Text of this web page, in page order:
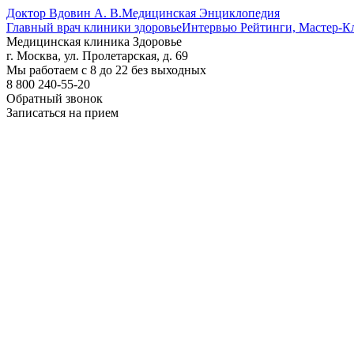
Доктор Вдовин А. В.Медицинская Энциклопедия
Главный врач клиники здоровьеИнтервью Рейтинги, Мастер-
Медицинская клиника Здоровье
г. Москва, ул. Пролетарская, д. 69
Мы работаем с 8 до 22 без выходных
8 800 240-55-20
Обратный звонок
Записаться на прием